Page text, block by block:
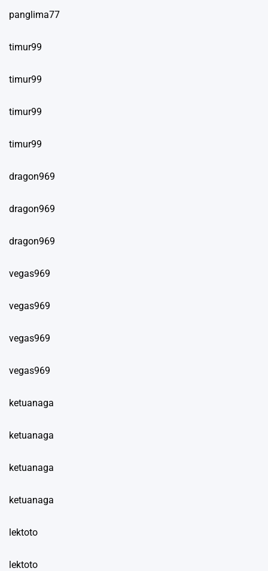
panglima77
timur99
timur99
timur99
timur99
dragon969
dragon969
dragon969
vegas969
vegas969
vegas969
vegas969
ketuanaga
ketuanaga
ketuanaga
ketuanaga
lektoto
lektoto